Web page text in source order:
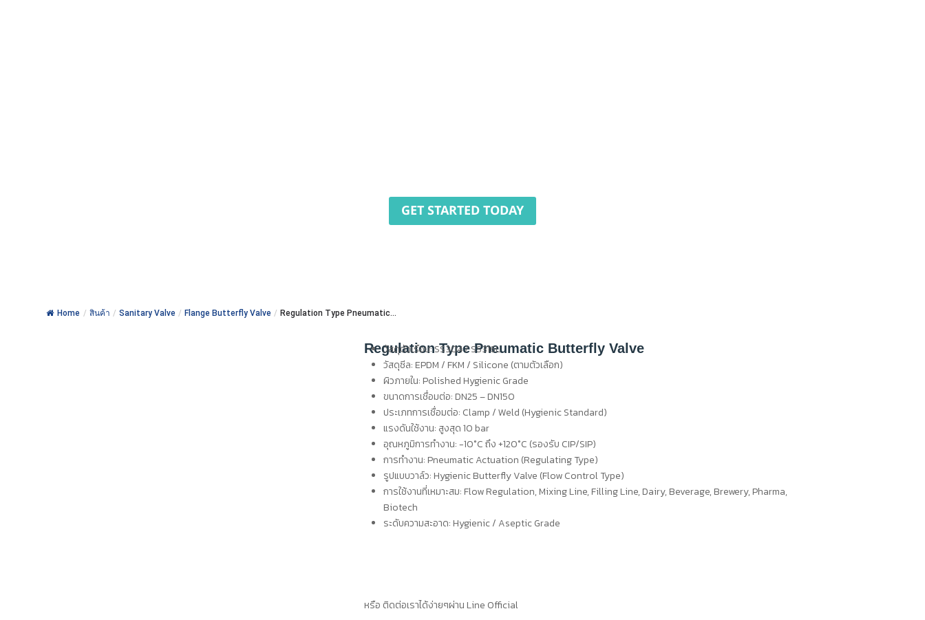
GET STARTED TODAY
Home / สินค้า / Sanitary Valve / Flange Butterfly Valve / Regulation Type Pneumatic...
Regulation Type Pneumatic Butterfly Valve
วัสดุตัวเรือน: SS304 / SS316L
วัสดุซีล: EPDM / FKM / Silicone (ตามตัวเลือก)
ผิวภายใน: Polished Hygienic Grade
ขนาดการเชื่อมต่อ: DN25 – DN150
ประเภทการเชื่อมต่อ: Clamp / Weld (Hygienic Standard)
แรงดันใช้งาน: สูงสุด 10 bar
อุณหภูมิการทำงาน: -10°C ถึง +120°C (รองรับ CIP/SIP)
การทำงาน: Pneumatic Actuation (Regulating Type)
รูปแบบวาล์ว: Hygienic Butterfly Valve (Flow Control Type)
การใช้งานที่เหมาะสม: Flow Regulation, Mixing Line, Filling Line, Dairy, Beverage, Brewery, Pharma,
Biotech
ระดับความสะอาด: Hygienic / Aseptic Grade
หรือ ติดต่อเราได้ง่ายๆผ่าน Line Official